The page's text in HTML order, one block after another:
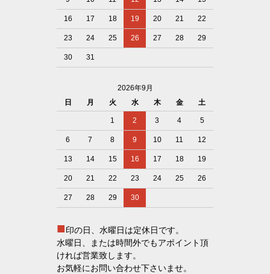
16 17 18 19 20 21 22
23 24 25 26 27 28 29
30 31
2026年9月
日
月 火 水 木 金 土
1 2 3 4 5
6 7 8 9 10 11 12
13 14 15 16 17 18 19
20 21 22 23 24 25 26
27 28 29 30
■印の日、水曜日は定休日です。
水曜日、または時間外でもアポイント頂
ければ営業致します。
お気軽にお問い合わせ下さいませ。